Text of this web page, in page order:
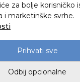
za bolje korisničko
i marketinške svrhe.
Prihvati sve
Odbij opcionalne